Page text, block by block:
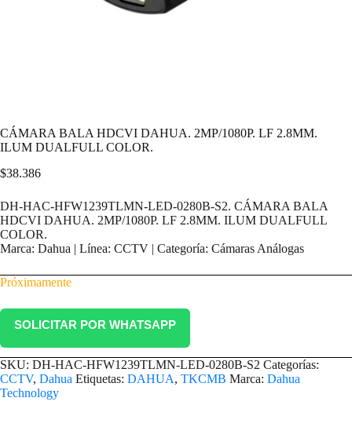
CÁMARA BALA HDCVI DAHUA. 2MP/1080P. LF 2.8MM.
ILUM DUALFULL COLOR.
$38.386
DH-HAC-HFW1239TLMN-LED-0280B-S2. CÁMARA BALA
HDCVI DAHUA. 2MP/1080P. LF 2.8MM. ILUM DUALFULL
COLOR.
Marca: Dahua | Línea: CCTV | Categoría: Cámaras Análogas
Próximamente
SOLICITAR POR WHATSAPP
SKU: DH-HAC-HFW1239TLMN-LED-0280B-S2 Categorías:
CCTV, Dahua Etiquetas: DAHUA, TKCMB Marca: Dahua
Technology